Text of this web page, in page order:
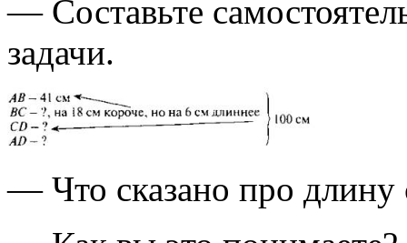
— Составьте
задачи.
— Что сказано про